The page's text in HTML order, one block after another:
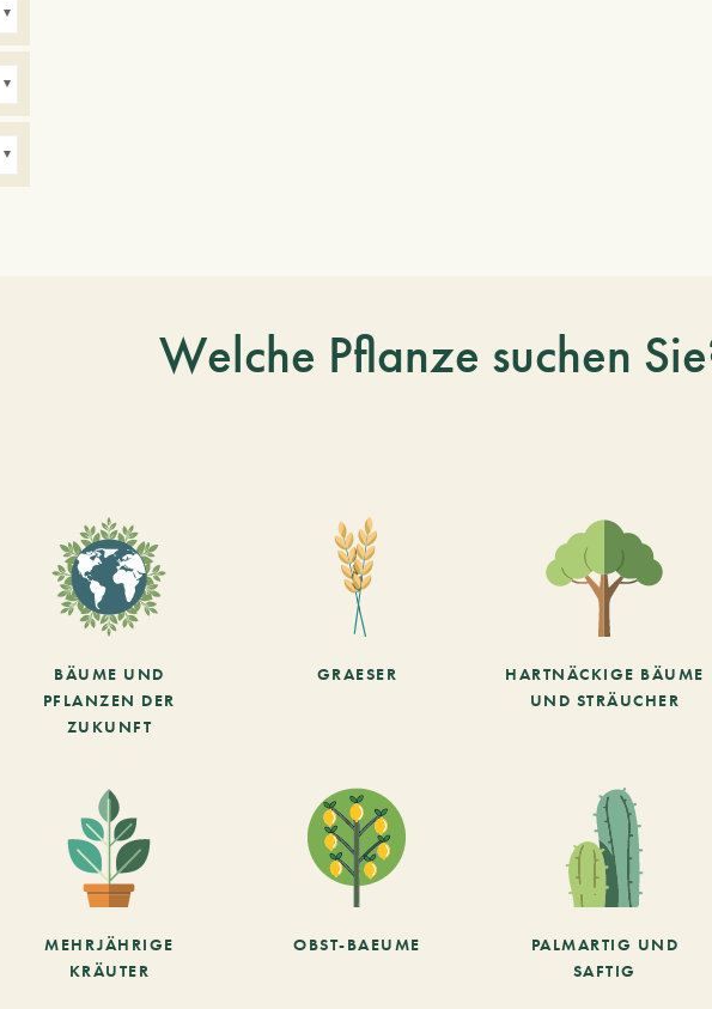
Welche Pflanze suchen
BÄUME UND
PFLANZEN DER
ZUKUNFT
GRAESER
HARTNÄCKIGE BÄUME
UND STRÄUCHER
MEHRJÄHRIGE
KRÄUTER
OBST-BAEUME
PALMARTIG UND
SAFTIG